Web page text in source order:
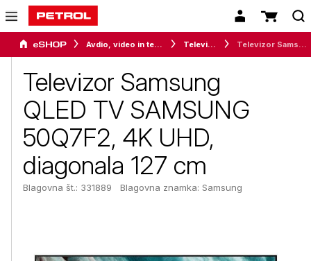
Avdio, video in telefonija Televizorji
Televizor Samsung
QLED TV SAMSUNG
50Q7F2, 4K UHD,
diagonala 127 cm
Blagovna št.: 331889 Blagovna znamka: Samsung